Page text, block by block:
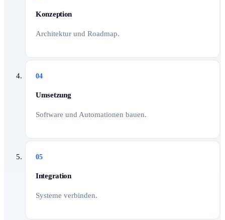
Konzeption
Architektur und Roadmap.
04
Umsetzung
Software und Automationen bauen.
05
Integration
Systeme verbinden.